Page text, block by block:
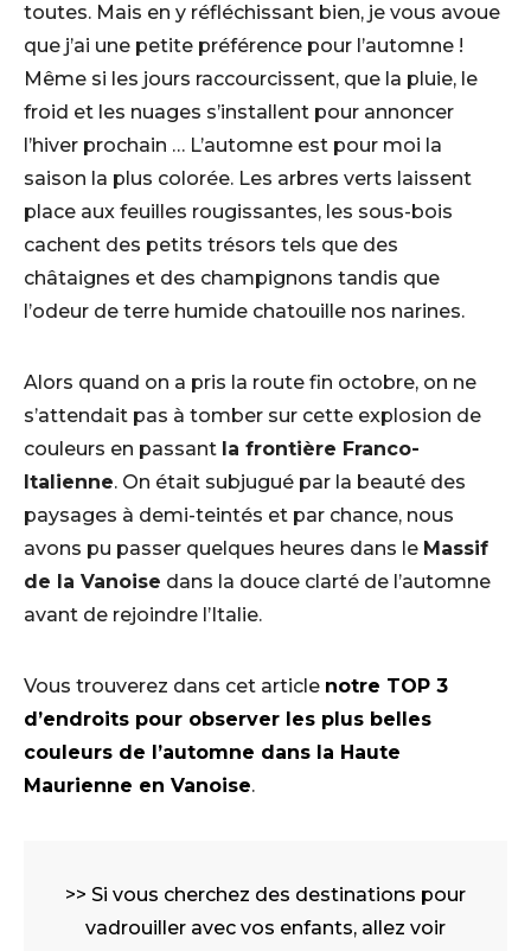
toutes. Mais en y réfléchissant bien, je vous avoue
que j’ai une petite préférence pour l’automne !
Même si les jours raccourcissent, que la pluie, le
froid et les nuages s’installent pour annoncer
l’hiver prochain … L’automne est pour moi la
saison la plus colorée. Les arbres verts laissent
place aux feuilles rougissantes, les sous-bois
cachent des petits trésors tels que des
châtaignes et des champignons tandis que
l’odeur de terre humide chatouille nos narines.
Alors quand on a pris la route fin octobre, on ne
s’attendait pas à tomber sur cette explosion de
couleurs en passant la frontière Franco-
Italienne. On était subjugué par la beauté des
paysages à demi-teintés et par chance, nous
avons pu passer quelques heures dans le Massif
de la Vanoise dans la douce clarté de l’automne
avant de rejoindre l’Italie.
Vous trouverez dans cet article notre TOP 3
d’endroits pour observer les plus belles
couleurs de l’automne dans la Haute
Maurienne en Vanoise.
>> Si vous cherchez des destinations pour
vadrouiller avec vos enfants, allez voir